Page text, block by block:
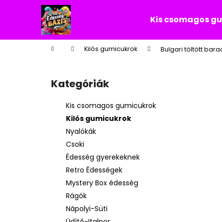
tartalomhoz
Kis csomagos
KezdőlapKilós gumicukrok Bulgari töltött
Kategóriák
átugrása
Kategóriák
Kis csomagos gumicukrok
Kilós gumicukrok
Nyalókák
Csoki
Édesség gyerekeknek
Retro Édességek
Mystery Box édesség
Rágók
Nápolyi-Süti
á
Vissza
a boltba
Vissza
a boltba